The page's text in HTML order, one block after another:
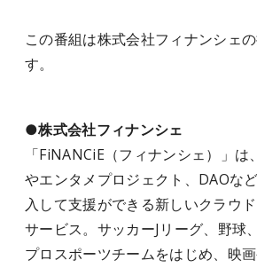
この番組は株式会社フィナンシェ
す。
●株式会社フィナンシェ
「FiNANCiE（フィナンシェ）」
やエンタメプロジェクト、DAOな
入して支援ができる新しいクラウ
サービス。サッカーJリーグ、野球
プロスポーツチームをはじめ、映